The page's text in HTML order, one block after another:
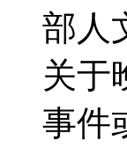
部人
关于
事件